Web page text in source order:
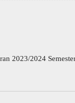
2023/2024